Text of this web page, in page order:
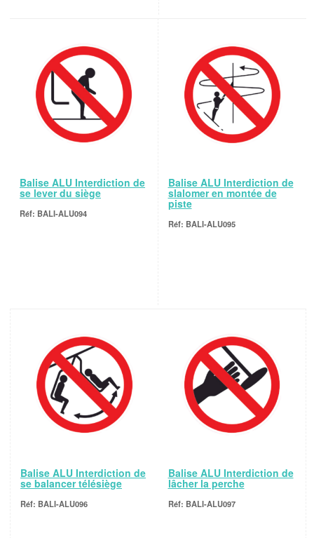
Balise ALU Interdiction de
se lever du siège
BALI-ALU094
Balise ALU Interdiction de
slalomer en montée de
piste
BALI-ALU095
Balise ALU Interdiction de
se balancer télésiège
BALI-ALU096
Balise ALU Interdiction de
lâcher la perche
BALI-ALU097